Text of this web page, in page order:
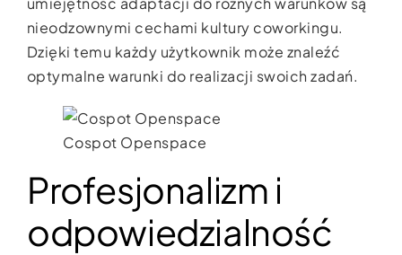
nieodzownymi cechami kultury coworkingu.
Dzięki temu każdy użytkownik może znaleźć
optymalne warunki do realizacji swoich zadań.
Cospot Openspace
Profesjonalizm i
odpowiedzialność